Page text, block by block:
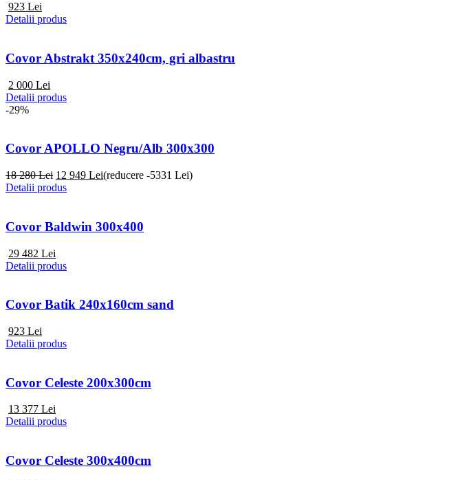
923 Lei
Detalii produs
Covor Abstrakt 350x240cm, gri albastru
2 000 Lei
Detalii produs
-29%
Covor APOLLO Negru/Alb 300x300
18 280 Lei 12 949 Lei(reducere -5331 Lei)
Detalii produs
Covor Baldwin 300x400
29 482 Lei
Detalii produs
Covor Batik 240x160cm sand
923 Lei
Detalii produs
Covor Celeste 200x300cm
13 377 Lei
Detalii produs
Covor Celeste 300x400cm